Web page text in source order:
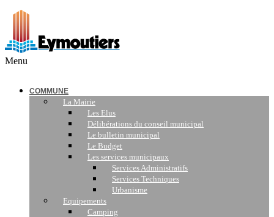
Menu
COMMUNE
La Mairie
Les Elus
Délibérations du conseil municipal
Le bulletin municipal
Le Budget
Les services municipaux
Services Administratifs
Services Techniques
Urbanisme
Equipements
Camping